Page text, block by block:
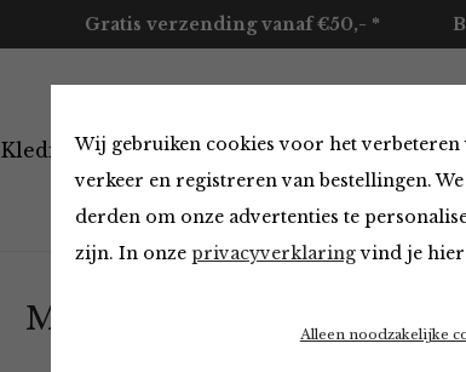
Wij gebruiken cookies voor het verbeteren
verkeer en registreren van bestellingen.
derden om onze advertenties te
zijn. In onze privacyverklaringvind je
Alleen noodzakelijke
Gratis verzending vanaf €50,- *
Kleding Accessoires Merken Over
Must Haves